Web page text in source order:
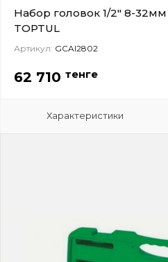
Набор головок 1/2" 8-
TOPTUL
Артикул: GCAI2802
62 710 тенге
Характеристики